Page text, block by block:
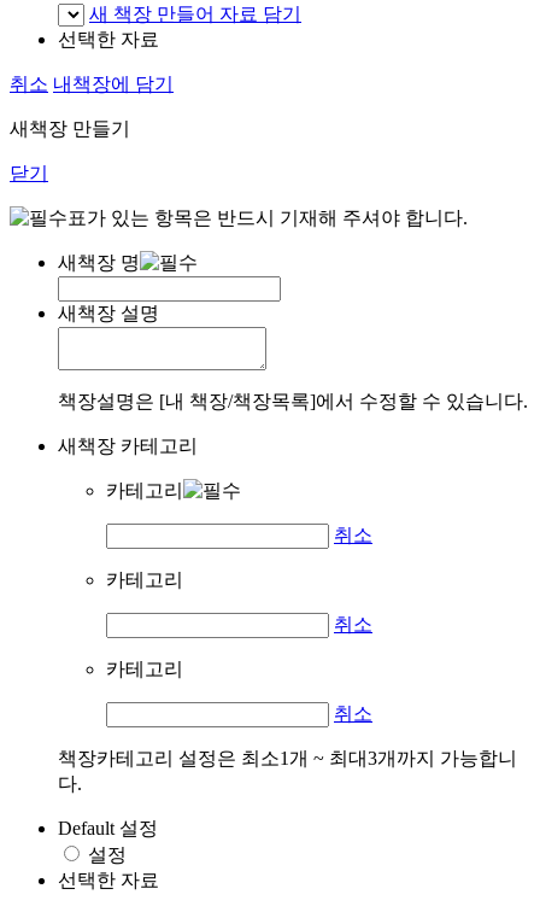
새 책장 만들어 자료 담기
선택한 자료
취소 내책장에 담기
새책장 만들기
닫기
표가 있는 항목은 반드시 기재해 주셔야 합니다.
새책장 명
새책장 설명
책장설명은 [내 책장/책장목록]에서 수정할 수 있습니다.
새책장 카테고리
카테고리
취소
카테고리
취소
카테고리
취소
책장카테고리 설정은 최소1개 ~ 최대3개까지 가능합니
다.
Default 설정
설정
선택한 자료